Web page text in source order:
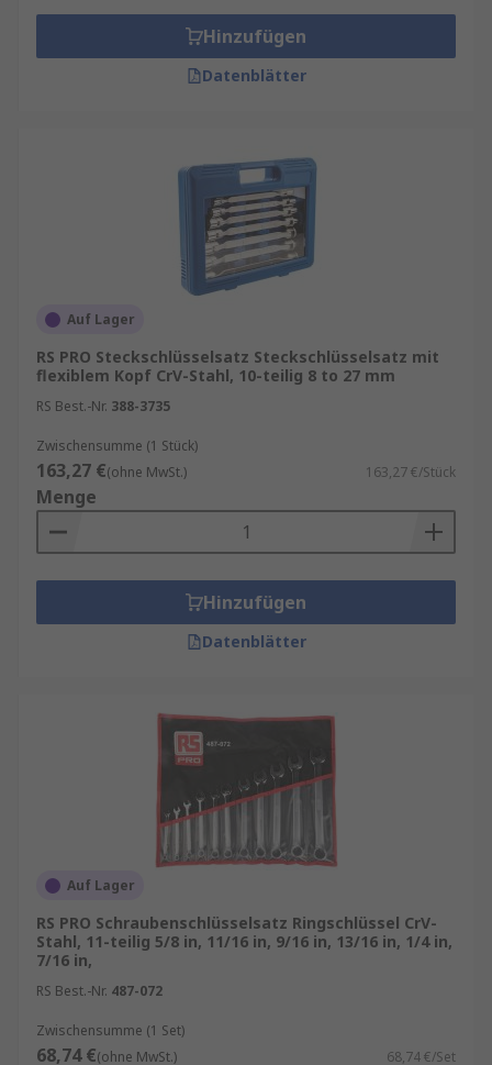
Hinzufügen
Datenblätter
Auf Lager
RS PRO Steckschlüsselsatz Steckschlüsselsatz mit
flexiblem Kopf CrV-Stahl, 10-teilig 8 to 27 mm
RS Best.-Nr. 388-3735
Zwischensumme (1 Stück)
163,27 €(ohne MwSt.) 163,27 €/Stück
Menge
Hinzufügen
Datenblätter
Auf Lager
RS PRO Schraubenschlüsselsatz Ringschlüssel CrV-
Stahl, 11-teilig 5/8 in, 11/16 in, 9/16 in, 13/16 in, 1/4 in,
7/16 in,
RS Best.-Nr. 487-072
Zwischensumme (1 Set)
68,74 €(ohne MwSt.) 68,74 €/Set